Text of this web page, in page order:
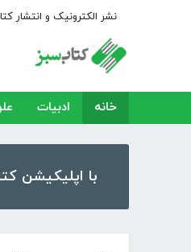
نشر الکترونیک و انتشار
خانه ادبیات
با اپلیکیشن کتابراه، بیش از ۵۰،۰۰۰ کتاب، کتاب